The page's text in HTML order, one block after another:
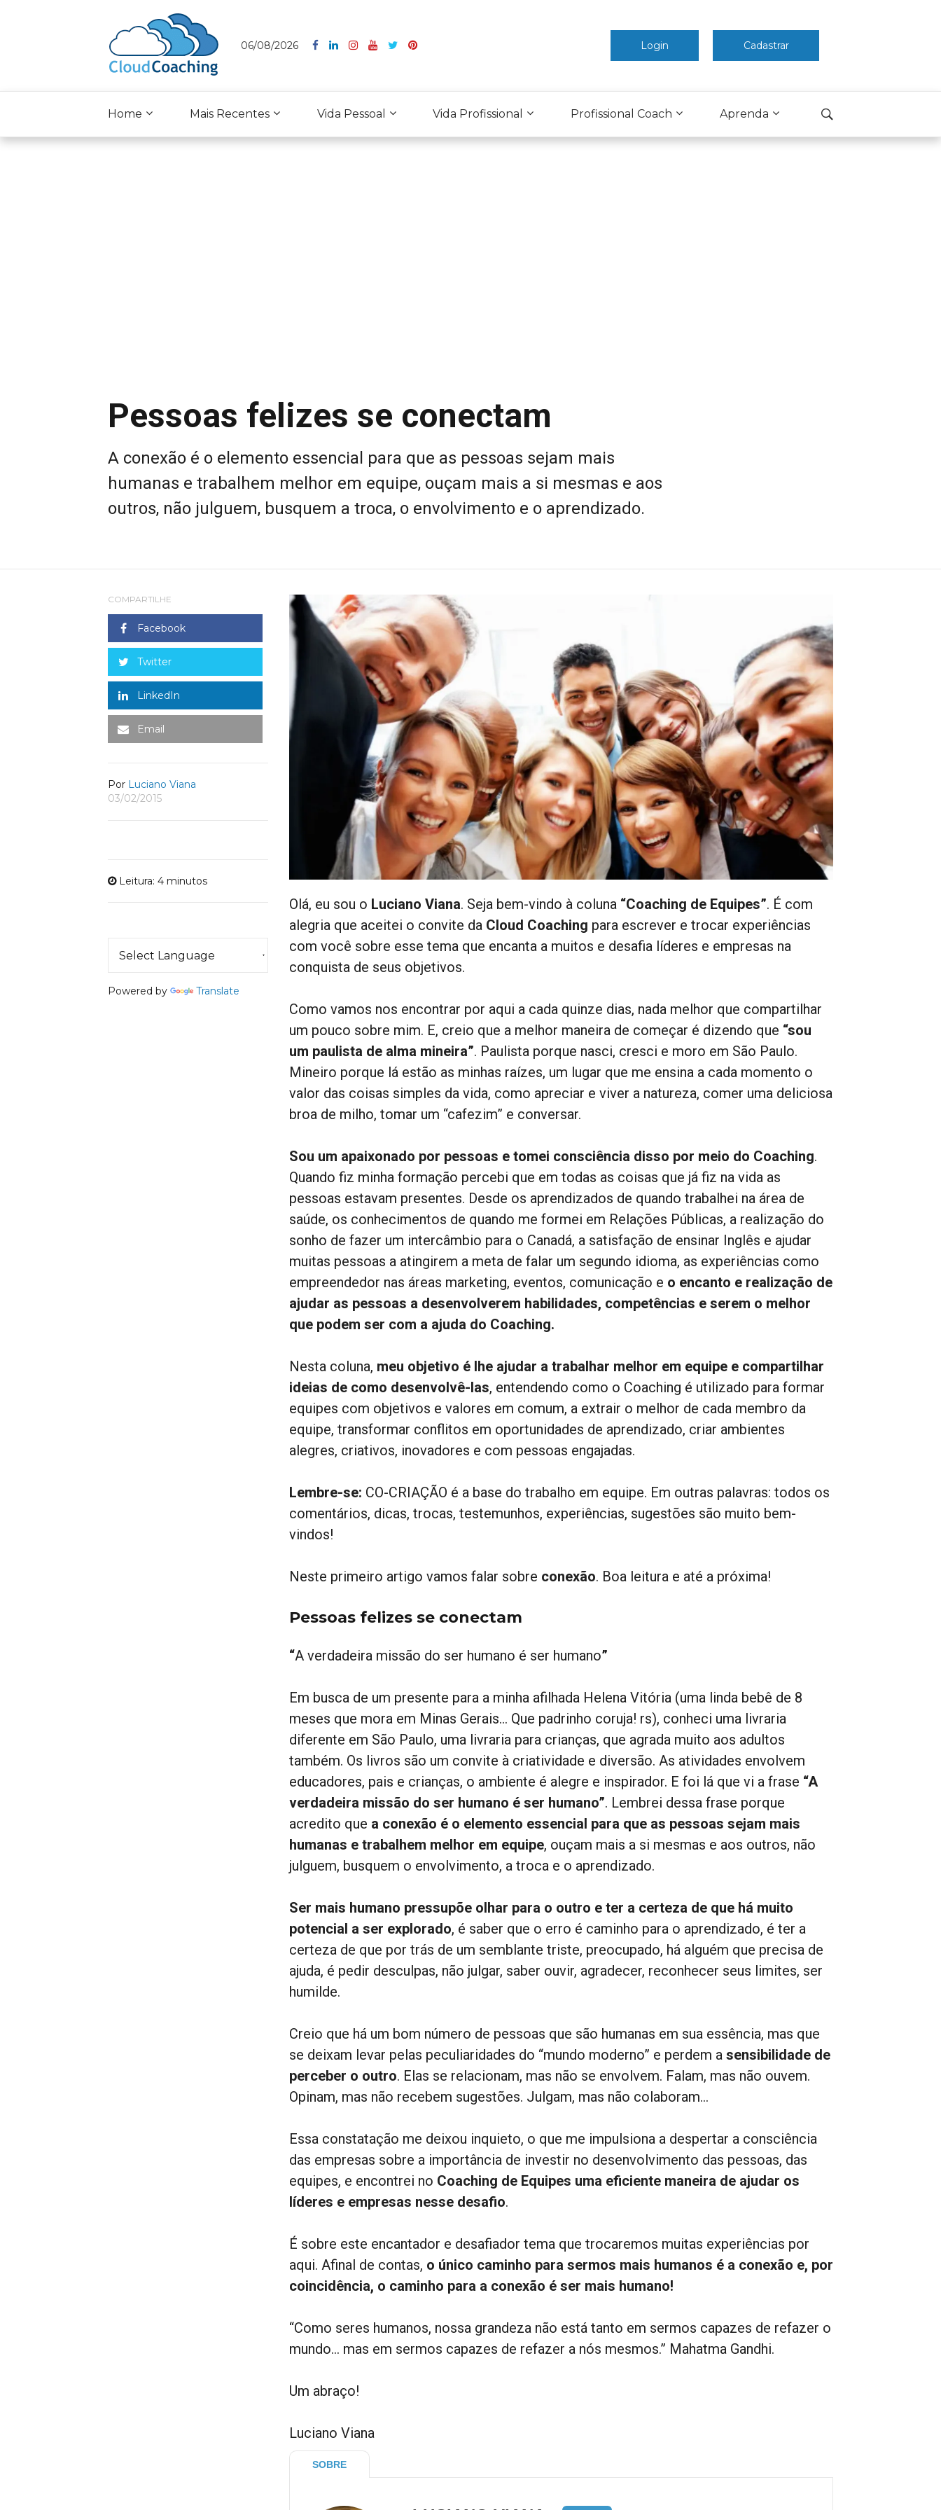
06/08/2026 Login Cadastrar
Home Mais Recentes Vida Pessoal Vida Profissional Profissional Coach Aprenda
Pessoas felizes se conectam
A conexão é o elemento essencial para que as pessoas sejam mais
humanas e trabalhem melhor em equipe, ouçam mais a si mesmas e aos
outros, não julguem, busquem a troca, o envolvimento e o aprendizado.
COMPARTILHE
Facebook
Twitter
LinkedIn
Email
Por Luciano Viana
03/02/2015
Leitura: 4 minutos
Powered by Translate
Olá, eu sou o Luciano Viana. Seja bem-vindo à coluna “Coaching de Equipes”. É com
alegria que aceitei o convite da Cloud Coaching para escrever e trocar experiências
com você sobre esse tema que encanta a muitos e desafia líderes e empresas na
conquista de seus objetivos.
Como vamos nos encontrar por aqui a cada quinze dias, nada melhor que compartilhar
um pouco sobre mim. E, creio que a melhor maneira de começar é dizendo que “sou
um paulista de alma mineira”. Paulista porque nasci, cresci e moro em São Paulo.
Mineiro porque lá estão as minhas raízes, um lugar que me ensina a cada momento o
valor das coisas simples da vida, como apreciar e viver a natureza, comer uma deliciosa
broa de milho, tomar um “cafezim” e conversar.
Sou um apaixonado por pessoas e tomei consciência disso por meio do Coaching.
Quando fiz minha formação percebi que em todas as coisas que já fiz na vida as
pessoas estavam presentes. Desde os aprendizados de quando trabalhei na área de
saúde, os conhecimentos de quando me formei em Relações Públicas, a realização do
sonho de fazer um intercâmbio para o Canadá, a satisfação de ensinar Inglês e ajudar
muitas pessoas a atingirem a meta de falar um segundo idioma, as experiências como
empreendedor nas áreas marketing, eventos, comunicação e o encanto e realização de
ajudar as pessoas a desenvolverem habilidades, competências e serem o melhor
que podem ser com a ajuda do Coaching.
Nesta coluna, meu objetivo é lhe ajudar a trabalhar melhor em equipe e compartilhar
ideias de como desenvolvê-las, entendendo como o Coaching é utilizado para formar
equipes com objetivos e valores em comum, a extrair o melhor de cada membro da
equipe, transformar conflitos em oportunidades de aprendizado, criar ambientes
alegres, criativos, inovadores e com pessoas engajadas.
Lembre-se: CO-CRIAÇÃO é a base do trabalho em equipe. Em outras palavras: todos os
comentários, dicas, trocas, testemunhos, experiências, sugestões são muito bem-
vindos!
Neste primeiro artigo vamos falar sobre conexão. Boa leitura e até a próxima!
Pessoas felizes se conectam
“A verdadeira missão do ser humano é ser humano”
Em busca de um presente para a minha afilhada Helena Vitória (uma linda bebê de 8
meses que mora em Minas Gerais… Que padrinho coruja! rs), conheci uma livraria
diferente em São Paulo, uma livraria para crianças, que agrada muito aos adultos
também. Os livros são um convite à criatividade e diversão. As atividades envolvem
educadores, pais e crianças, o ambiente é alegre e inspirador. E foi lá que vi a frase “A
verdadeira missão do ser humano é ser humano”. Lembrei dessa frase porque
acredito que a conexão é o elemento essencial para que as pessoas sejam mais
humanas e trabalhem melhor em equipe, ouçam mais a si mesmas e aos outros, não
julguem, busquem o envolvimento, a troca e o aprendizado.
Ser mais humano pressupõe olhar para o outro e ter a certeza de que há muito
potencial a ser explorado, é saber que o erro é caminho para o aprendizado, é ter a
certeza de que por trás de um semblante triste, preocupado, há alguém que precisa de
ajuda, é pedir desculpas, não julgar, saber ouvir, agradecer, reconhecer seus limites, ser
humilde.
Creio que há um bom número de pessoas que são humanas em sua essência, mas que
se deixam levar pelas peculiaridades do “mundo moderno” e perdem a sensibilidade de
perceber o outro. Elas se relacionam, mas não se envolvem. Falam, mas não ouvem.
Opinam, mas não recebem sugestões. Julgam, mas não colaboram…
Essa constatação me deixou inquieto, o que me impulsiona a despertar a consciência
das empresas sobre a importância de investir no desenvolvimento das pessoas, das
equipes, e encontrei no Coaching de Equipes uma eficiente maneira de ajudar os
líderes e empresas nesse desafio.
É sobre este encantador e desafiador tema que trocaremos muitas experiências por
aqui. Afinal de contas, o único caminho para sermos mais humanos é a conexão e, por
coincidência, o caminho para a conexão é ser mais humano!
“Como seres humanos, nossa grandeza não está tanto em sermos capazes de refazer o
mundo… mas em sermos capazes de refazer a nós mesmos.” Mahatma Gandhi.
Um abraço!
Luciano Viana
SOBRE